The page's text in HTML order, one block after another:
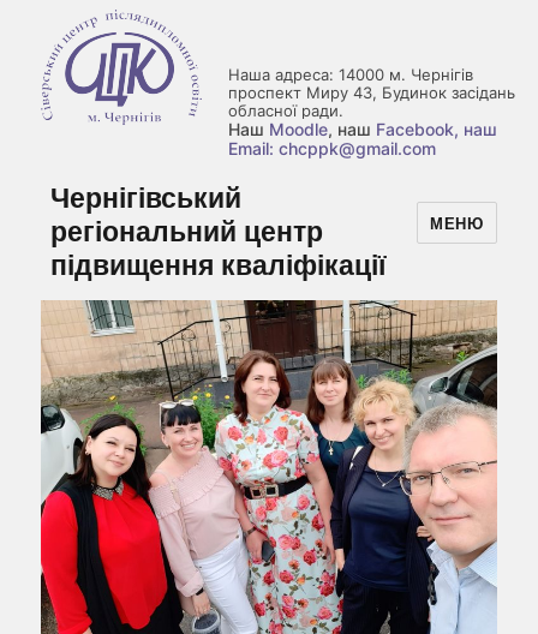
Наша адреса: 14000 м. Чернігів
проспект Миру 43, Будинок засідань
обласної ради.
Наш Moodle, наш Facebook, наш
Email: chcppk@gmail.com
Чернігівський
регіональний центр
підвищення кваліфікації
МЕНЮ